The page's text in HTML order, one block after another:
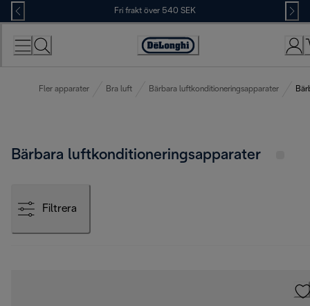
Skip
to
Content
Fri frakt över 540 SEK
Accessibility
Fler apparater Bra luft Bärbara luftkonditioneringsapparater
Bärbara luftkonditioneringsapparater
Filtrera